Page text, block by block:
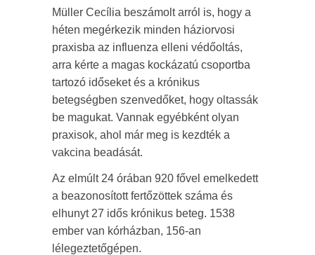
Müller Cecília beszámolt arról is, hogy a
héten megérkezik minden háziorvosi
praxisba az influenza elleni védőoltás,
arra kérte a magas kockázatú csoportba
tartozó időseket és a krónikus
betegségben szenvedőket, hogy oltassák
be magukat. Vannak egyébként olyan
praxisok, ahol már meg is kezdték a
vakcina beadását.
Az elmúlt 24 órában 920 fővel emelkedett
a beazonosított fertőzöttek száma és
elhunyt 27 idős krónikus beteg. 1538
ember van kórházban, 156-an
lélegeztetőgépen.